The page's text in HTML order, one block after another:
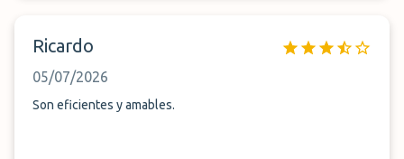
Ricardo
05/07/2026
Son eficientes y amables.